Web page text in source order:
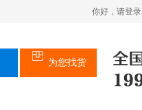
你好，请登录
为您找货